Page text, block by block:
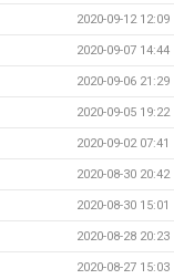
2020-09-12 12:09
2020-09-07 14:44
2020-09-06 21:29
2020-09-05 19:22
2020-09-02 07:41
2020-08-30 20:42
2020-08-30 15:01
2020-08-28 20:23
2020-08-27 15:03